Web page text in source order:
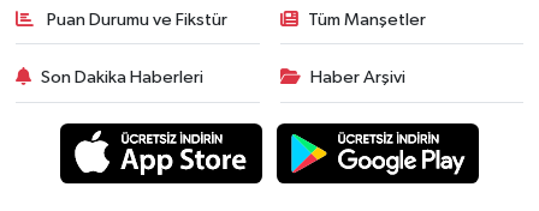
Puan Durumu ve Fikstür Tüm Manşetler
Son Dakika Haberleri Haber Arşivi